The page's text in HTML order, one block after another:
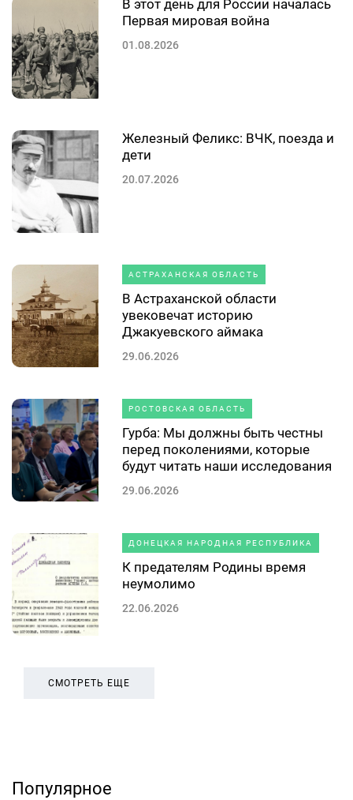
В этот день для России началась
Первая мировая война
01.08.2026
Железный Феликс: ВЧК, поезда и
дети
20.07.2026
АСТРАХАНСКАЯ ОБЛАСТЬ
В Астраханской области
увековечат историю
Джакуевского аймака
29.06.2026
РОСТОВСКАЯ ОБЛАСТЬ
Гурба: Мы должны быть честны
перед поколениями, которые
будут читать наши исследования
29.06.2026
ДОНЕЦКАЯ НАРОДНАЯ РЕСПУБЛИКА
К предателям Родины время
неумолимо
22.06.2026
СМОТРЕТЬ ЕЩЕ
Популярное